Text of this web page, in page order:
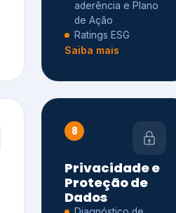
aderência e Plano
de Ação
Ratings ESG
Saiba mais
8
Privacidade e
Proteção de
Dados